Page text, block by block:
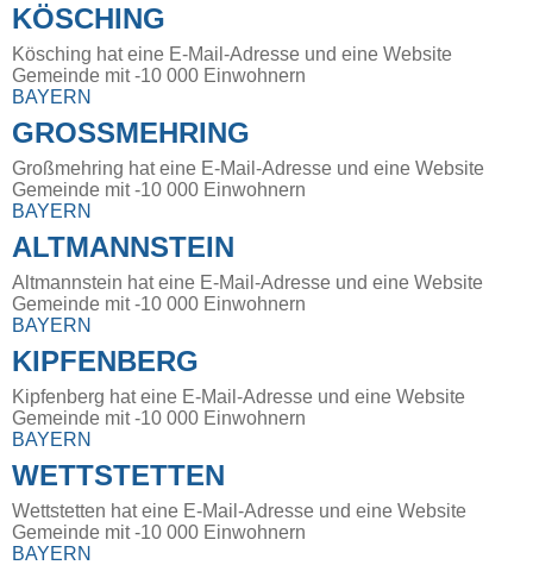
KÖSCHING
Kösching hat eine E-Mail-Adresse und eine Website
Gemeinde mit -10 000 Einwohnern
BAYERN
GROSSMEHRING
Großmehring hat eine E-Mail-Adresse und eine Website
Gemeinde mit -10 000 Einwohnern
BAYERN
ALTMANNSTEIN
Altmannstein hat eine E-Mail-Adresse und eine Website
Gemeinde mit -10 000 Einwohnern
BAYERN
KIPFENBERG
Kipfenberg hat eine E-Mail-Adresse und eine Website
Gemeinde mit -10 000 Einwohnern
BAYERN
WETTSTETTEN
Wettstetten hat eine E-Mail-Adresse und eine Website
Gemeinde mit -10 000 Einwohnern
BAYERN